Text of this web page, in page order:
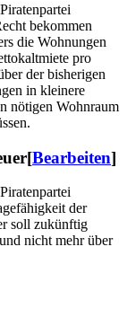
bekommen
die Wohnungen
pro
der bisherigen
in kleinere
nötigen Wohnraum
Bearbeiten]
der
soll zukünftig
nicht mehr über